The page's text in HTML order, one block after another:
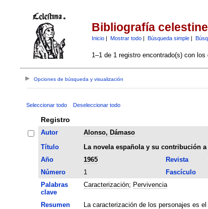
Bibliografía
Inicio| Mostrar todo| Búsqueda simple|
1–1 de 1 registro encontrado(s) con
Opciones de búsqueda y visualización
Seleccionar todo Deseleccionar todo
Registro
Autor
Alonso, Dámaso
Título
La novela española y su contribución
Año
1965 Revista
Número
1 Fascículo
Palabras
clave
Caracterización; Pervivencia
Resumen
La caracterización de los personajes es